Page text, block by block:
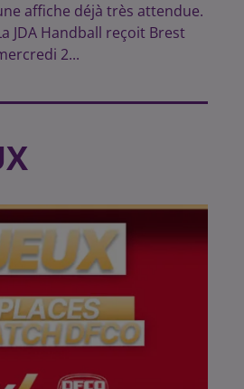
affiche déjà très attendue.
JDA Handball reçoit Brest
2...